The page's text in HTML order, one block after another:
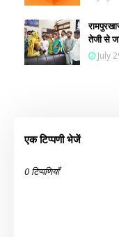
तेजी से
July
एक टिप्पणी भेजें
0 टिप्पणियाँ